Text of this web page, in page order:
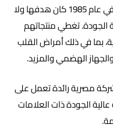
منذ إنشائها في عام 1985 كان هدفها ولا
الجودة. تغطي منتجاتهم
بما في ذلك أمراض القلب
الهضمي والمزيد.
مصرية رائدة تعمل على
عالية الجودة ذات العلامات